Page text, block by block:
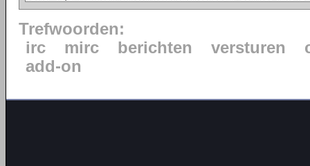
Trefwoorden:
irc
mirc berichten versturen
add-on